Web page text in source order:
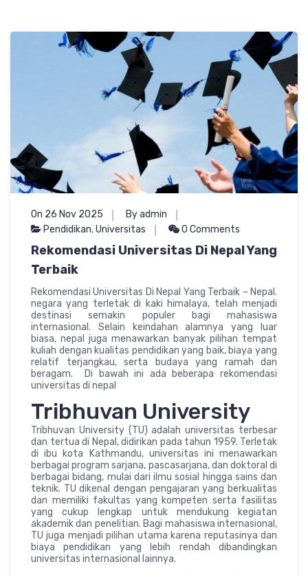
On 26 Nov 2025
By admin
Pendidikan,Universitas 0 Comments
Rekomendasi Universitas Di Nepal Yang
Terbaik
Rekomendasi Universitas Di Nepal Yang Terbaik – Nepal.
negara yang terletak di kaki himalaya, telah menjadi
destinasi semakin populer bagi mahasiswa
internasional. Selain keindahan alamnya yang luar
biasa, nepal juga menawarkan banyak pilihan tempat
kuliah dengan kualitas pendidikan yang baik, biaya yang
relatif terjangkau, serta budaya yang ramah dan
beragam. Di bawah ini ada beberapa rekomendasi
universitas di nepal
Tribhuvan University
Tribhuvan University (TU) adalah universitas terbesar
dan tertua di Nepal, didirikan pada tahun 1959. Terletak
di ibu kota Kathmandu, universitas ini menawarkan
berbagai program sarjana, pascasarjana, dan doktoral di
berbagai bidang, mulai dari ilmu sosial hingga sains dan
teknik. TU dikenal dengan pengajaran yang berkualitas
dan memiliki fakultas yang kompeten serta fasilitas
yang cukup lengkap untuk mendukung kegiatan
akademik dan penelitian. Bagi mahasiswa internasional,
TU juga menjadi pilihan utama karena reputasinya dan
biaya pendidikan yang lebih rendah dibandingkan
universitas internasional lainnya.